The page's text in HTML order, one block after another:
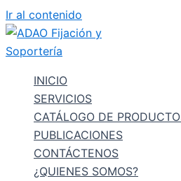
Ir al contenido
INICIO
SERVICIOS
CATÁLOGO DE
PUBLICACIONES
CONTÁCTENOS
¿QUIENES SOMOS?